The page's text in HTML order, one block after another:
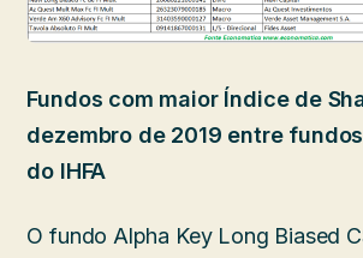
Fundos com maior Índice de
dezembro de 2019 entre
do IHFA
O fundo Alpha Key Long Biased